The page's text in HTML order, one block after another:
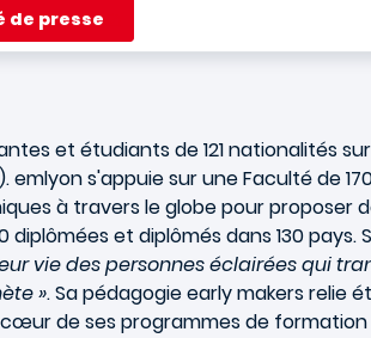
de presse
et étudiants de 121 nationalités
emlyon s'appuie sur une Faculté de
à travers le globe pour proposer
et diplômés dans 130 pays.
vie des personnes éclairées qui
». Sa pédagogie early makers relie
de ses programmes de